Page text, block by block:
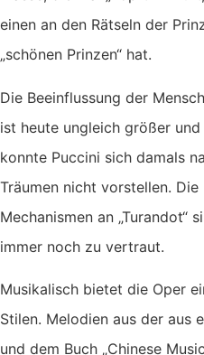
einen an den Rätseln der
„schönen Prinzen“ hat.
Die Beeinflussung der
ist heute ungleich größer
konnte Puccini sich damals
Träumen nicht vorstellen.
Mechanismen an „Turandot“
immer noch zu vertraut.
Musikalisch bietet die Oper
Stilen. Melodien aus der aus
und dem Buch „Chinese